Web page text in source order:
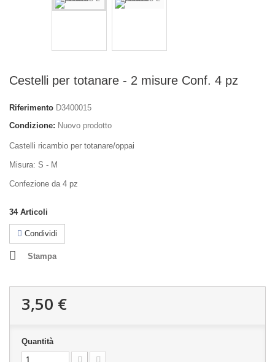
Cestelli per totanare - 2 misure Conf. 4 pz
Riferimento D3400015
Condizione: Nuovo prodotto
Castelli ricambio per totanare/oppai
Misura: S - M
Confezione da 4 pz
34 Articoli
Condividi
Stampa
3,50 €
Quantità